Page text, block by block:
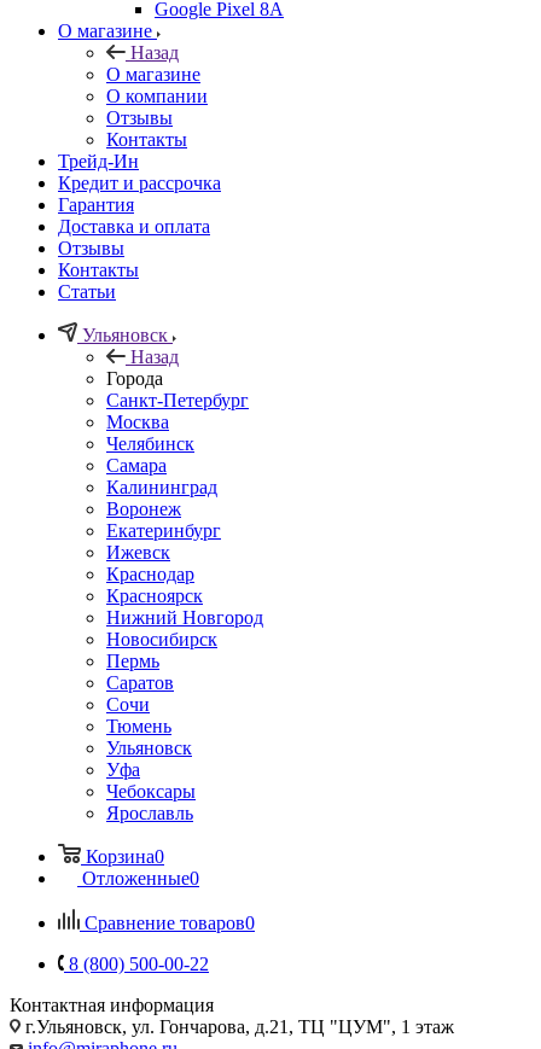
Google Pixel 8A
О магазине
Назад
О магазине
О компании
Отзывы
Контакты
Трейд-Ин
Кредит и рассрочка
Гарантия
Доставка и оплата
Отзывы
Контакты
Статьи
Ульяновск
Назад
Города
Санкт-Петербург
Москва
Челябинск
Самара
Калининград
Воронеж
Екатеринбург
Ижевск
Краснодар
Красноярск
Нижний Новгород
Новосибирск
Пермь
Саратов
Сочи
Тюмень
Ульяновск
Уфа
Чебоксары
Ярославль
Корзина0
Отложенные0
Сравнение товаров0
8 (800) 500-00-22
Контактная информация
г.Ульяновск, ул. Гончарова, д.21, ТЦ "ЦУМ", 1 этаж